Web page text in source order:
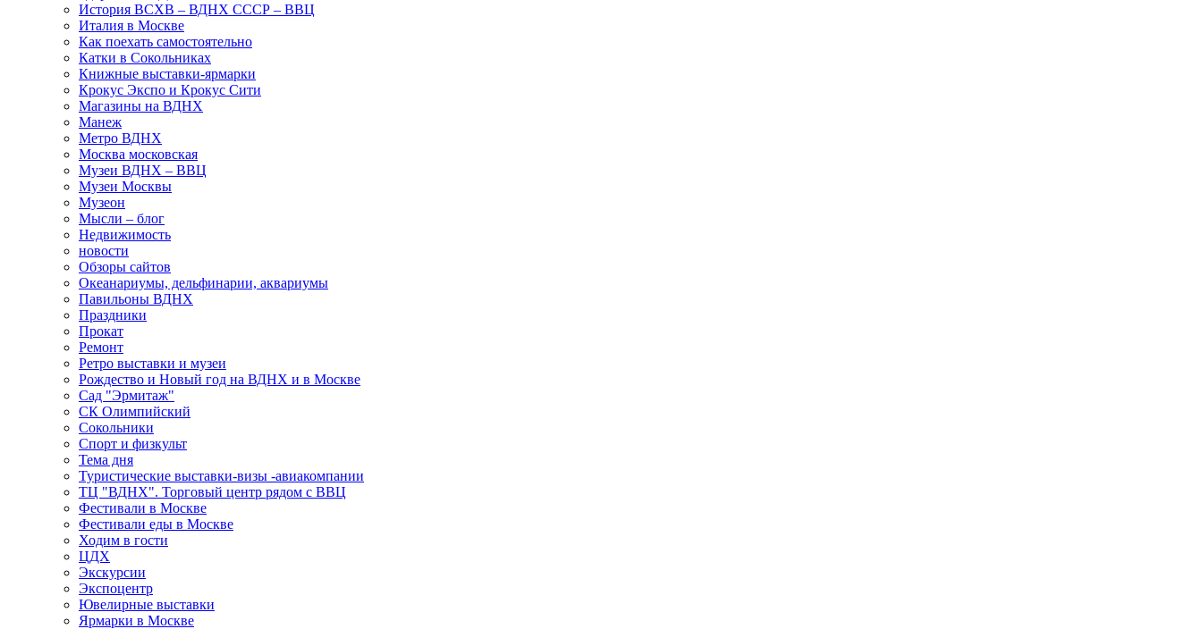
История ВСХВ – ВДНХ СССР – ВВЦ
Италия в Москве
Как поехать самостоятельно
Катки в Сокольниках
Книжные выставки-ярмарки
Крокус Экспо и Крокус Сити
Магазины на ВДНХ
Манеж
Метро ВДНХ
Москва московская
Музеи ВДНХ – ВВЦ
Музеи Москвы
Музеон
Мысли – блог
Недвижимость
новости
Обзоры сайтов
Океанариумы, дельфинарии, аквариумы
Павильоны ВДНХ
Праздники
Прокат
Ремонт
Ретро выставки и музеи
Рождество и Новый год на ВДНХ и в Москве
Сад "Эрмитаж"
СК Олимпийский
Сокольники
Спорт и физкульт
Тема дня
Туристические выставки-визы -авиакомпании
ТЦ "ВДНХ". Торговый центр рядом с ВВЦ
Фестивали в Москве
Фестивали еды в Москве
Ходим в гости
ЦДХ
Экскурсии
Экспоцентр
Ювелирные выставки
Ярмарки в Москве